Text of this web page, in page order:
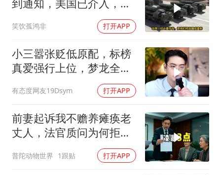
到通知，美国已介入，日
笑饮孤鸿非 打开APP
小三嚣张贬低原配，标榜
真爱强行上位，梦龙全程
有态度网友19Dsym 打开APP
前妻起诉我不赡养瘫痪老
丈人，法官质问为何拒不
普陀动物世界 1跟贴 打开APP